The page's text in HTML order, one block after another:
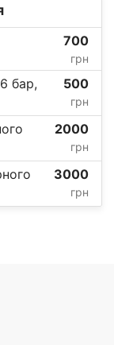
700
грн
бар,
500
грн
2000
грн
3000
грн